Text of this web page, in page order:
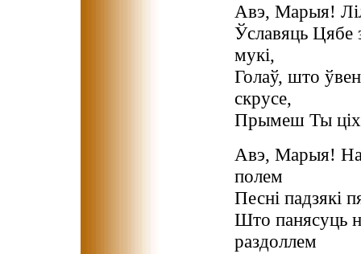
Авэ, Марыя!
Ўславяць Цябе
мукі,
Голаў, што
скрусе,
Прымеш Ты
Авэ, Марыя!
полем
Песні падзякі
Што панясуць
раздоллем